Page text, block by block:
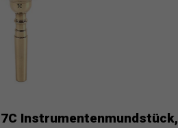
Instrumentenmundstück,